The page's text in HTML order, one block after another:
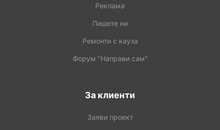
Реклама
Пишете ни
Ремонти с кауза
Форум "Направи сам"
За клиенти
Заяви проект